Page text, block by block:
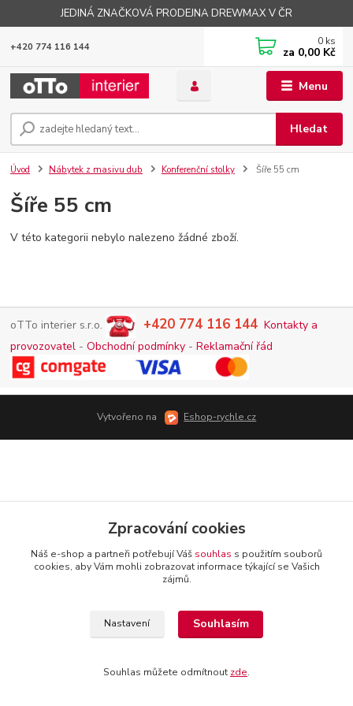
JEDINÁ ZNAČKOVÁ PRODEJNA DREWMAX V ČR
Menu
Hledat
+420 774 116 144 0 ks
za 0,00 Kč
Úvod Nábytek z masivu dub Konferenční stolky Šíře 55 cm
Šíře 55 cm
V této kategorii nebylo nalezeno žádné zboží.
oTTo interier s.r.o. +420 774 116 144 Kontakty a
provozovatel -Obchodní podmínky -Reklamační řád
Vytvořeno na Eshop-rychle.cz
Zpracování cookies
Náš e-shop a partneři potřebují Váš souhlas s použitím souborů
cookies, aby Vám mohli zobrazovat informace týkající se Vašich
zájmů.
Nastavení Souhlasím
Souhlas můžete odmítnout zde.